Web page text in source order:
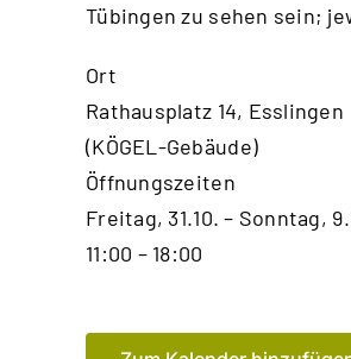
Tübingen zu sehen sein;
Ort
Rathausplatz 14, Esslingen
(KÖGEL-Gebäude)
Öffnungszeiten
Freitag, 31.10. – Sonntag,
11:00 – 18:00